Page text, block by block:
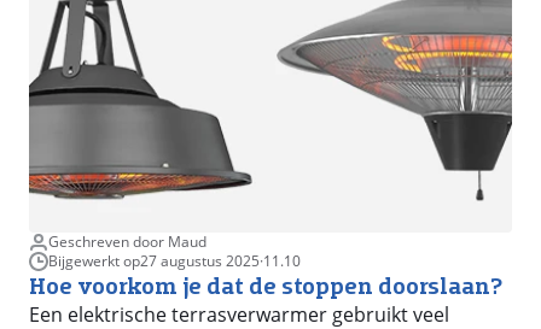
Geschreven door Maud
Bijgewerkt op27 augustus 2025·11.10
Hoe voorkom je dat de stoppen doorslaan?
Een elektrische terrasverwarmer gebruikt veel